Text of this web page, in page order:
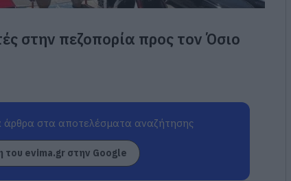
στην πεζοπορία προς τον Όσιο
άρθρα στα αποτελέσματα αναζήτησης
του evima.gr στην Google